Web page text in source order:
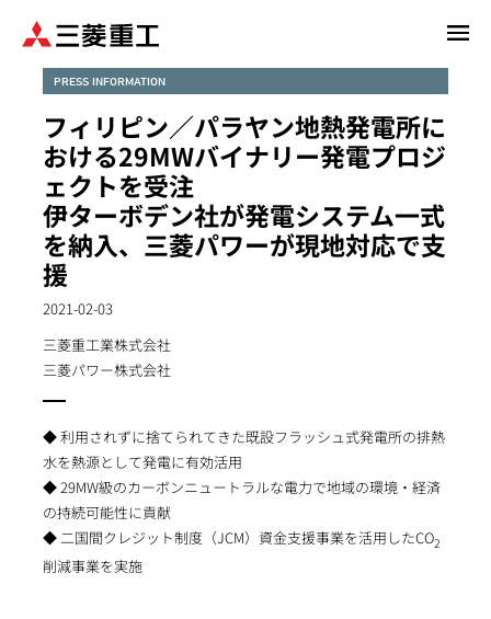
PRESS INFORMATION
フィリピン／パラヤン地熱発電所に
おける29MWバイナリー発電プロジ
ェクトを受注
伊ターボデン社が発電システム一式
を納入、三菱パワーが現地対応で支
援
2021-02-03
三菱重工業株式会社
三菱パワー株式会社
◆ 利用されずに捨てられてきた既設フラッシュ式発電所の排熱
水を熱源として発電に有効活用
◆ 29MW級のカーボンニュートラルな電力で地域の環境・経済
の持続可能性に貢献
◆ 二国間クレジット制度（JCM）資金支援事業を活用したCO2
削減事業を実施